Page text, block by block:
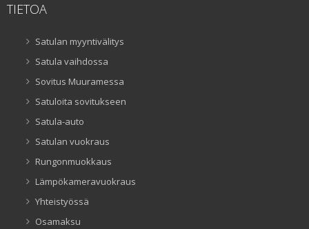
TIETOA
Satulan myyntivälitys
Satula vaihdossa
Sovitus Muuramessa
Satuloita sovitukseen
Satula-auto
Satulan vuokraus
Rungonmuokkaus
Lämpökameravuokraus
Yhteistyössä
Osamaksu